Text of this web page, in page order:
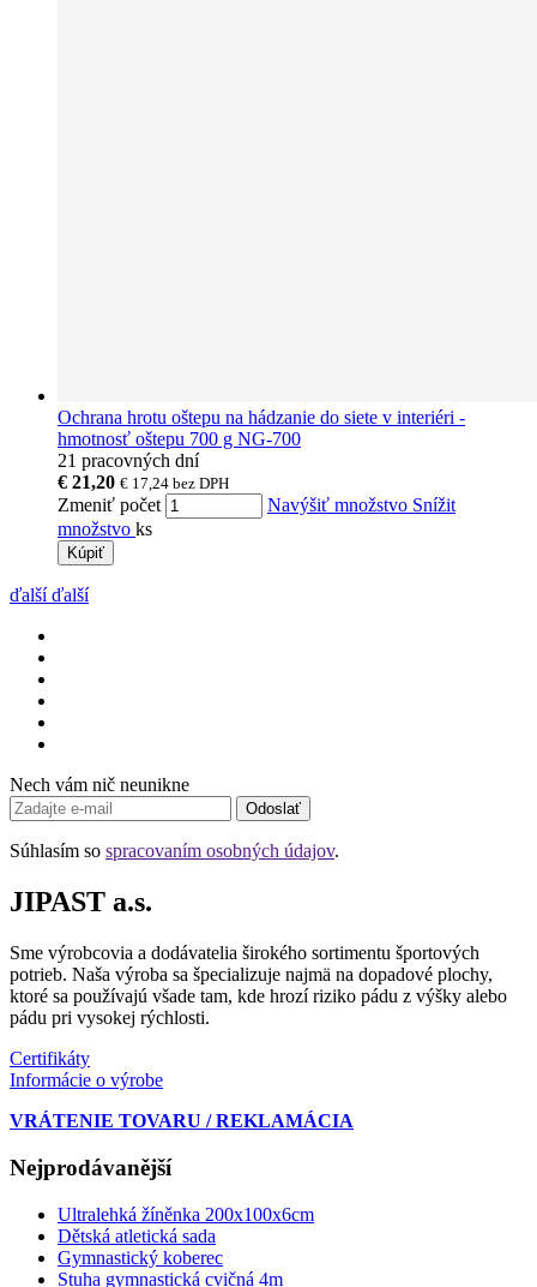
Ochrana hrotu oštepu na hádzanie do siete v interiéri -
hmotnosť oštepu 700 g NG-700
21 pracovných dní
€ 21,20 € 17,24 bez DPH
Zmeniť počet Navýšiť množstvo Snížit
množstvo ks
Kúpiť
ďalší ďalší
Nech vám nič neunikne
Odoslať
Súhlasím so spracovaním osobných údajov.
JIPAST a.s.
Sme výrobcovia a dodávatelia širokého sortimentu športových
potrieb. Naša výroba sa špecializuje najmä na dopadové plochy,
ktoré sa používajú všade tam, kde hrozí riziko pádu z výšky alebo
pádu pri vysokej rýchlosti.
Certifikáty
Informácie o výrobe
VRÁTENIE TOVARU / REKLAMÁCIA
Nejprodávanější
Ultralehká žíněnka 200x100x6cm
Dětská atletická sada
Gymnastický koberec
Stuha gymnastická cvičná 4m